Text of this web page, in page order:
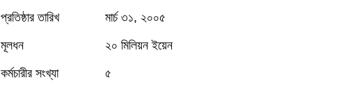
প্রতিষ্ঠার তারিখ
মার্চ ৩১, ২০০৫
মূলধন
২০ মিলিয়ন ইয়েন
কর্মচারীর সংখ্যা
৫